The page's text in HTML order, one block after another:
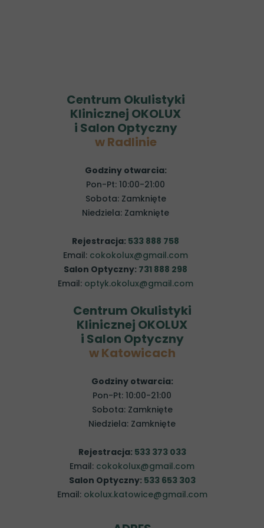
Centrum Okulistyki
Klinicznej OKOLUX
i Salon Optyczny
w Radlinie
Godziny otwarcia:
Pon-Pt: 10:00-21:00
Sobota: Zamknięte
Niedziela: Zamknięte
Rejestracja: 533 888 758
Email: cokokolux@gmail.com
Salon Optyczny: 731 888 298
Email: optyk.okolux@gmail.com
Centrum Okulistyki
Klinicznej OKOLUX
i Salon Optyczny
w Katowicach
Godziny otwarcia:
Pon-Pt: 10:00-21:00
Sobota: Zamknięte
Niedziela: Zamknięte
Rejestracja: 533 373 033
Email: cokokolux@gmail.com
Salon Optyczny: 533 653 303
Email: okolux.katowice@gmail.com